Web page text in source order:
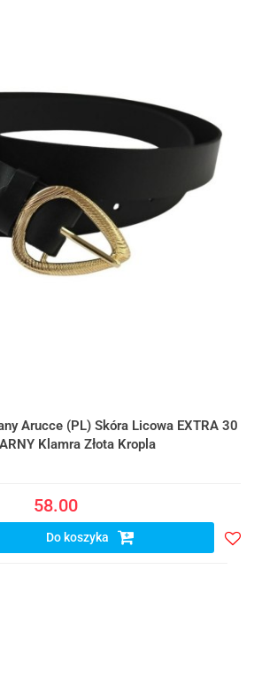
Arucce (PL) Skóra Licowa EXTRA 30
Klamra Złota Kropla
58.00
Do koszyka